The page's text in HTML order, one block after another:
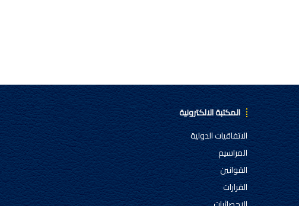
المكتبة الالكترونية
الاتفاقيات الدولية
المراسيم
القوانين
القرارات